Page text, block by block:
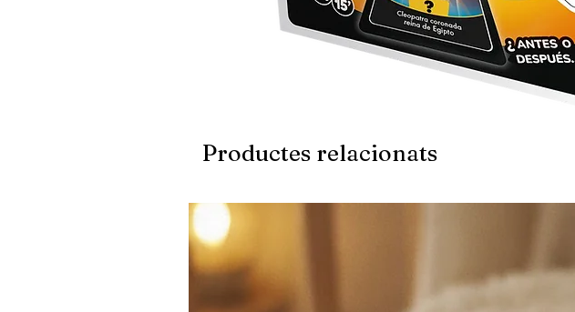
Productes relacionats